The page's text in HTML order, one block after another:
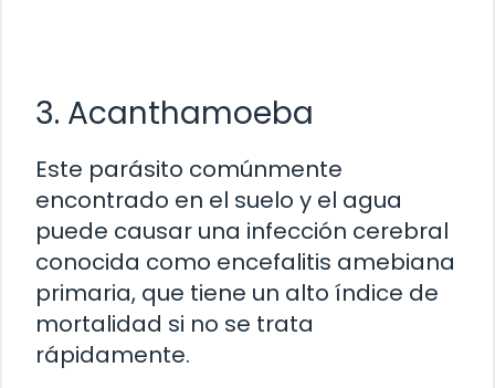
3. Acanthamoeba
Este parásito comúnmente
encontrado en el suelo y el agua
puede causar una infección cerebral
conocida como encefalitis amebiana
primaria, que tiene un alto índice de
mortalidad si no se trata
rápidamente.